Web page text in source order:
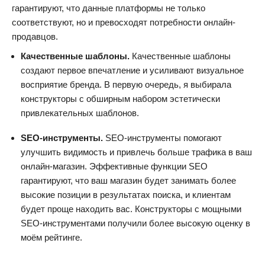
гарантируют, что данные платформы не только
соответствуют, но и превосходят потребности онлайн-
продавцов.
Качественные шаблоны. Качественные шаблоны
создают первое впечатление и усиливают визуальное
восприятие бренда. В первую очередь, я выбирала
конструкторы с обширным набором эстетически
привлекательных шаблонов.
SEO-инструменты. SEO-инструменты помогают
улучшить видимость и привлечь больше трафика в ваш
онлайн-магазин. Эффективные функции SEO
гарантируют, что ваш магазин будет занимать более
высокие позиции в результатах поиска, и клиентам
будет проще находить вас. Конструкторы с мощными
SEO-инструментами получили более высокую оценку в
моём рейтинге.